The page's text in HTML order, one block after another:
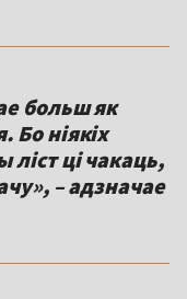
больш як
Бо ніякіх
ліст ці чакаць,
– адзначае